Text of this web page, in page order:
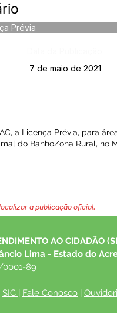
Prévia
7 de maio de 2021
a Licença Prévia, para
do BanhoZona Rural, no
a publicação oficial.
AO CIDADÃO
Lima - Estado do
0001-89
SIC | Fale Conosco |